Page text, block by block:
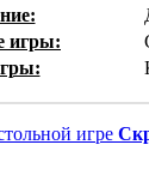
игры:
игре